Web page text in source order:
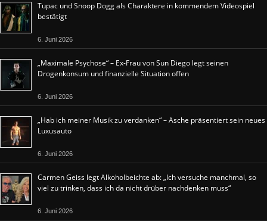
Tupac und Snoop Dogg als Charaktere in kommendem Videospiel
bestätigt
6. Juni 2026
„Maximale Psychose“ – Ex-Frau von Sun Diego legt seinen
Drogenkonsum und finanzielle Situation offen
6. Juni 2026
„Hab ich meiner Musik zu verdanken“ – Asche präsentiert sein neues
Luxusauto
6. Juni 2026
Carmen Geiss legt Alkoholbeichte ab: „Ich versuche manchmal, so
viel zu trinken, dass ich da nicht drüber nachdenken muss“
6. Juni 2026